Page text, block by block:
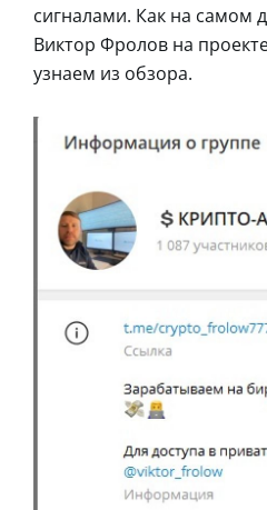
сигналами. Как на самом
Виктор Фролов на
узнаем из обзора.